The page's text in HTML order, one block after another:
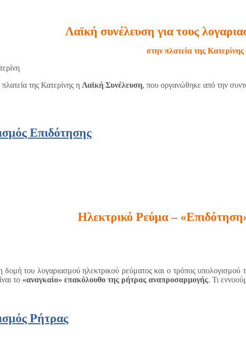
Λαϊκή συνέλευση για τους
στην πλατεία της Κατερίνης
της Κατερίνης η Λαϊκή Συνέλευση, που οργανώθηκε από την
Επιδότησης
Ηλεκτρικό Ρεύμα –
του λογαριασμού ηλεκτρικού ρεύματος και ο τρόπος
το «αναγκαίο» επακόλουθο της ρήτρας αναπροσαρμογής. Τι
Ρήτρας